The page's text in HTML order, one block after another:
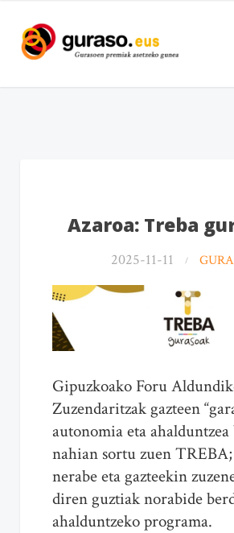
Azaroa: Treba
2025-11-11
Gipuzkoako Foru
Zuzendaritzak gazteen
autonomia eta ahalduntzea
nahian sortu zuen
nerabe eta gazteekin
diren guztiak norabide
ahalduntzeko programa.